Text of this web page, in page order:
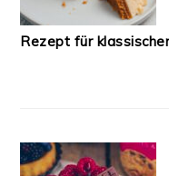
Rezept für